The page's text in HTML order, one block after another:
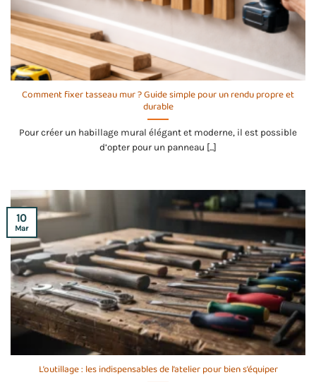
Comment fixer tasseau mur ? Guide simple pour un rendu propre et
durable
Pour créer un habillage mural élégant et moderne, il est possible
d’opter pour un panneau [...]
L’outillage : les indispensables de l’atelier pour bien s’équiper
10
Mar